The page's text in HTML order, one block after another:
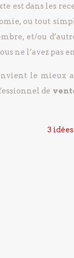
est dans les
ou tout
et/ou
ne l’avez pas
le mieux
de
3